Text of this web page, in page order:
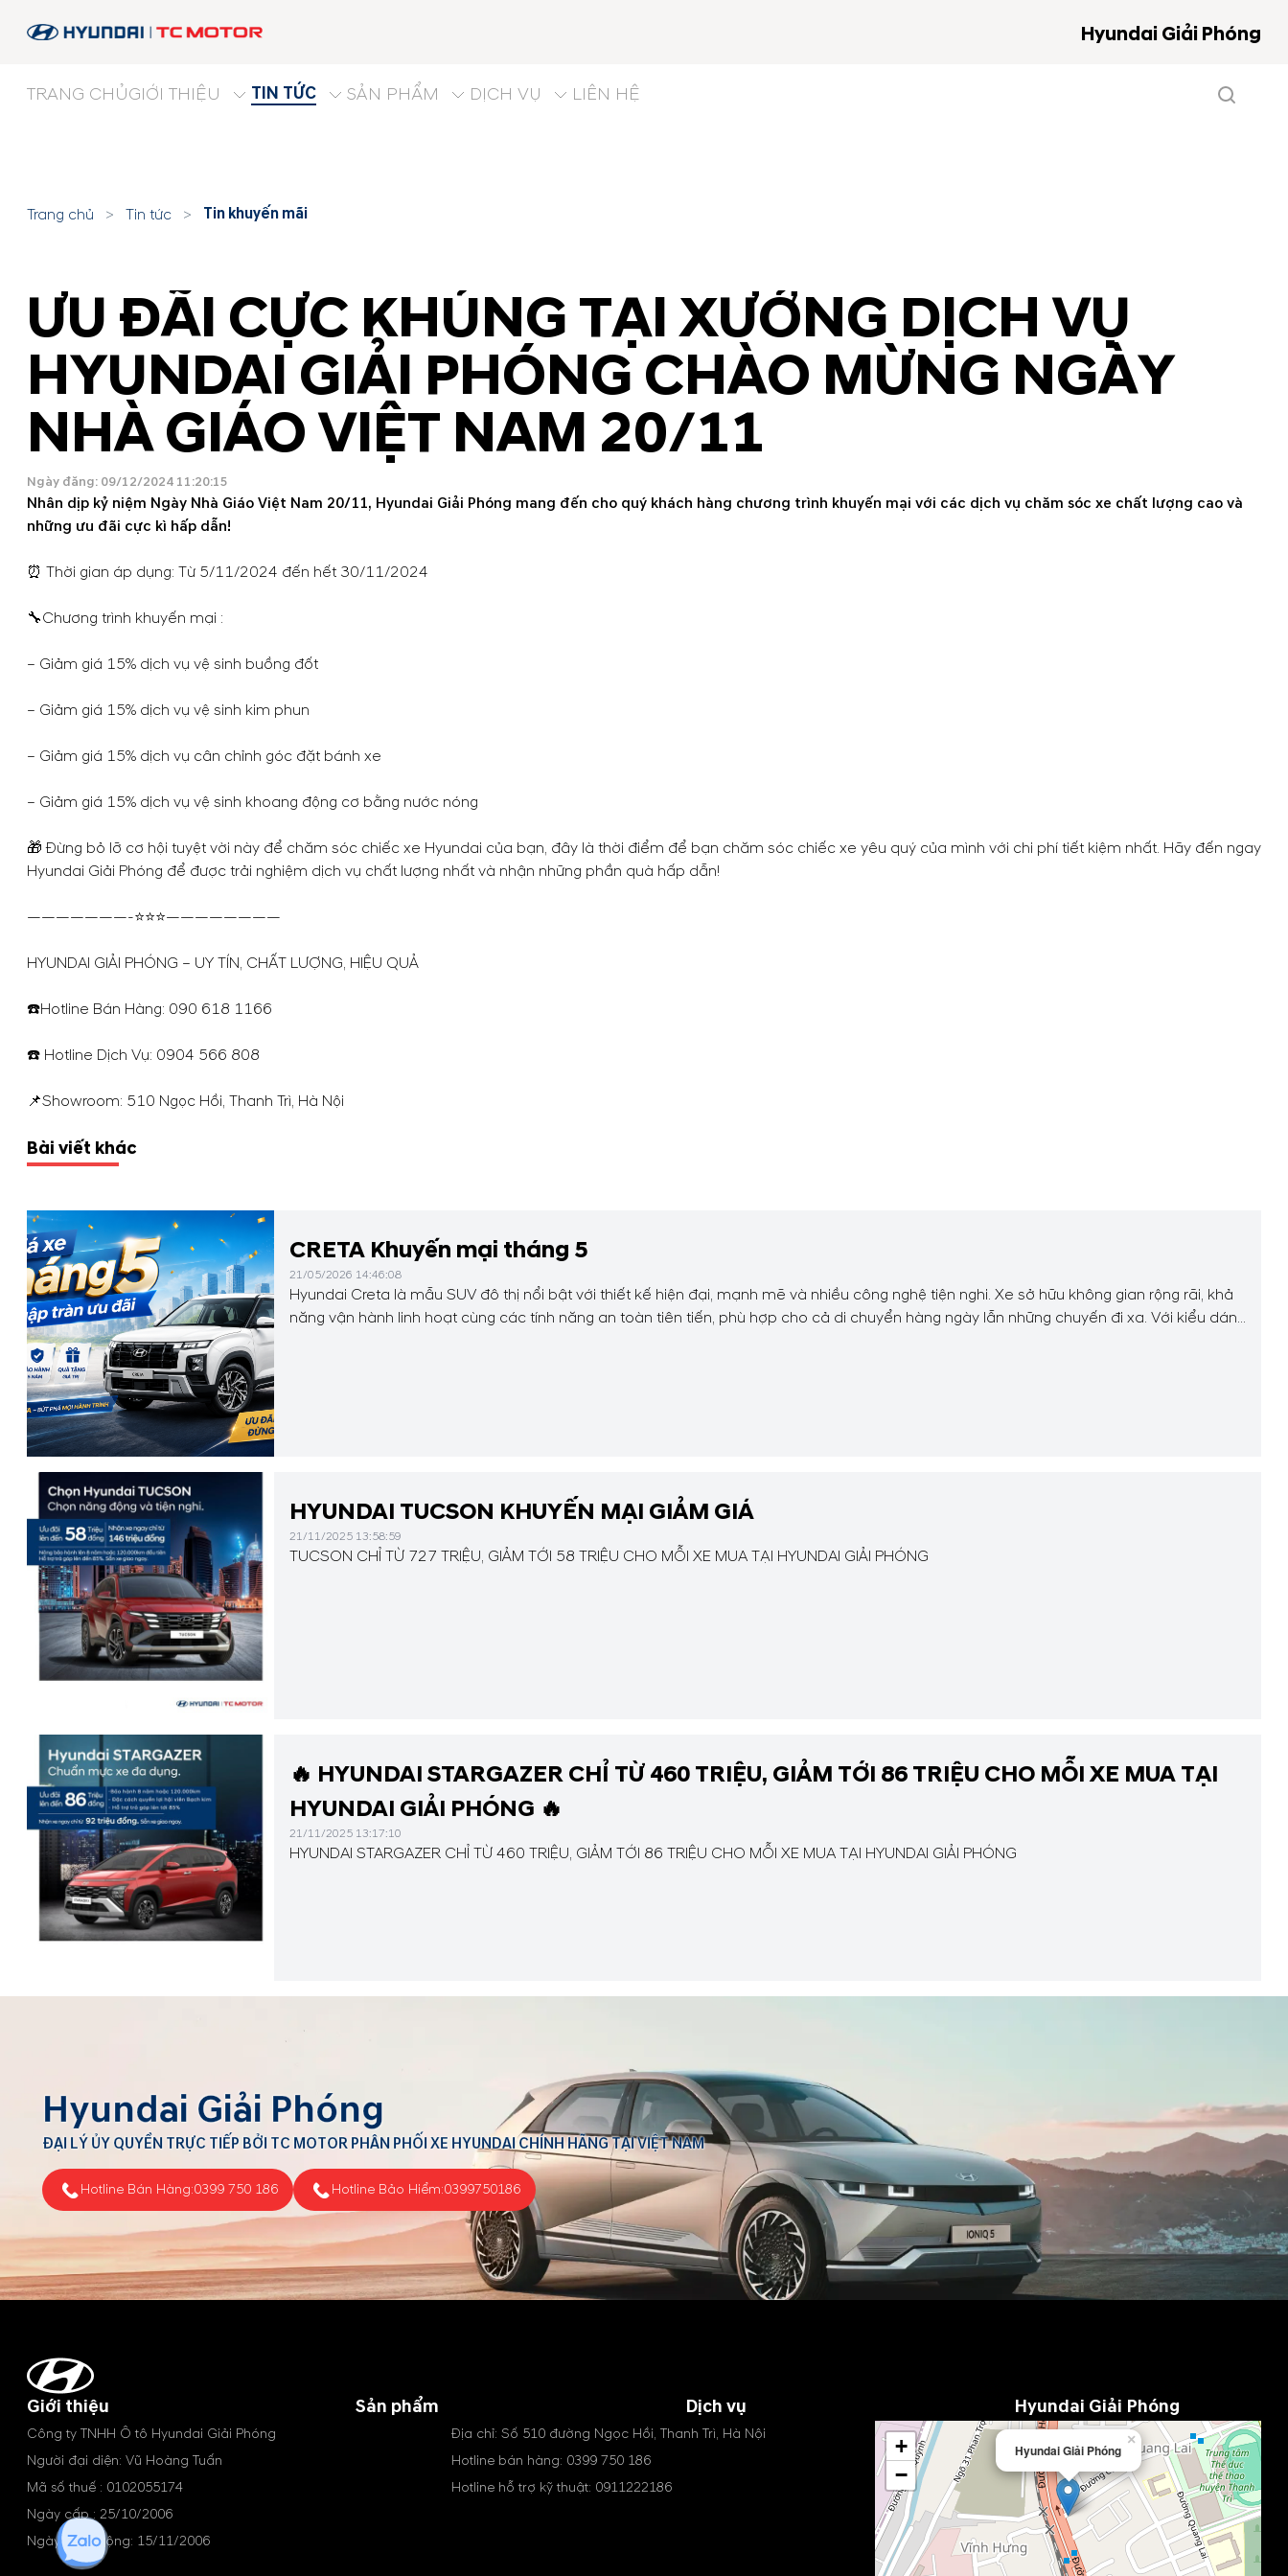
Hyundai Giải Phóng
TRANG CHỦGIỚI THIỆU TIN TỨC SẢN PHẨM DỊCH VỤ LIÊN HỆ
Trang chủ > Tin tức > Tin khuyến mãi
ƯU ĐÃI CỰC KHỦNG TẠI XƯỞNG DỊCH VỤ
HYUNDAI GIẢI PHÓNG CHÀO MỪNG NGÀY
NHÀ GIÁO VIỆT NAM 20/11
Ngày đăng: 09/12/2024 11:20:15
Nhân dịp kỷ niệm Ngày Nhà Giáo Việt Nam 20/11, Hyundai Giải Phóng mang đến cho quý khách hàng chương trình khuyến mại với các dịch vụ chăm sóc xe chất lượng cao và
những ưu đãi cực kì hấp dẫn!
⏰ Thời gian áp dụng: Từ 5/11/2024 đến hết 30/11/2024
🔧Chương trình khuyến mại :
– Giảm giá 15% dịch vụ vệ sinh buồng đốt
– Giảm giá 15% dịch vụ vệ sinh kim phun
– Giảm giá 15% dịch vụ cân chỉnh góc đặt bánh xe
– Giảm giá 15% dịch vụ vệ sinh khoang động cơ bằng nước nóng
🎁 Đừng bỏ lỡ cơ hội tuyệt vời này để chăm sóc chiếc xe Hyundai của bạn, đây là thời điểm để bạn chăm sóc chiếc xe yêu quý của mình với chi phí tiết kiệm nhất. Hãy đến ngay
Hyundai Giải Phóng để được trải nghiệm dịch vụ chất lượng nhất và nhận những phần quà hấp dẫn!
———————-⭐⭐⭐————————
HYUNDAI GIẢI PHÓNG – UY TÍN, CHẤT LƯỢNG, HIỆU QUẢ
☎️Hotline Bán Hàng: 090 618 1166
☎️ Hotline Dịch Vụ: 0904 566 808
📌Showroom: 510 Ngọc Hồi, Thanh Trì, Hà Nội
Bài viết khác
CRETA Khuyến mại tháng 5
21/05/2026 14:46:08
Hyundai Creta là mẫu SUV đô thị nổi bật với thiết kế hiện đại, mạnh mẽ và nhiều công nghệ tiện nghi. Xe sở hữu không gian rộng rãi, khả
năng vận hành linh hoạt cùng các tính năng an toàn tiên tiến, phù hợp cho cả di chuyển hàng ngày lẫn những chuyến đi xa. Với kiểu dáng
HYUNDAI TUCSON KHUYẾN MẠI GIẢM GIÁ
21/11/2025 13:58:59
TUCSON CHỈ TỪ 727 TRIỆU, GIẢM TỚI 58 TRIỆU CHO MỖI XE MUA TẠI HYUNDAI GIẢI PHÓNG
🔥 HYUNDAI STARGAZER CHỈ TỪ 460 TRIỆU, GIẢM TỚI 86 TRIỆU CHO MỖI XE MUA TẠI
HYUNDAI GIẢI PHÓNG 🔥
21/11/2025 13:17:10
HYUNDAI STARGAZER CHỈ TỪ 460 TRIỆU, GIẢM TỚI 86 TRIỆU CHO MỖI XE MUA TẠI HYUNDAI GIẢI PHÓNG
Hyundai Giải Phóng
ĐẠI LÝ ỦY QUYỀN TRỰC TIẾP BỞI TC MOTOR PHÂN PHỐI XE HYUNDAI CHÍNH HÃNG TẠI VIỆT NAM
Hotline Bán Hàng:0399 750 186 Hotline Bảo Hiểm:0399750186
Giới thiệu Sản phẩm Dịch vụ Hyundai Giải Phóng
Công ty TNHH Ô tô Hyundai Giải Phóng
Người đại diện: Vũ Hoàng Tuấn
Mã số thuế : 0102055174
Ngày cấp : 25/10/2006
Ngày hoạt động: 15/11/2006
Địa chỉ: Số 510 đường Ngọc Hồi, Thanh Trì, Hà Nội
Hotline bán hàng: 0399 750 186
Hotline hỗ trợ kỹ thuật: 0911222186
Hyundai Giải Phóng
×
+
−